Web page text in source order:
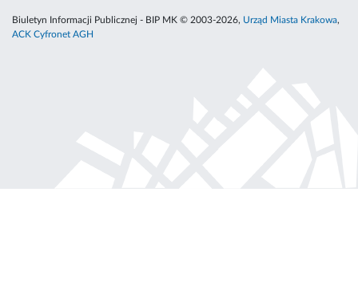
Biuletyn Informacji Publicznej - BIP MK © 2003-2026, Urząd Miasta Krakowa,
ACK Cyfronet AGH